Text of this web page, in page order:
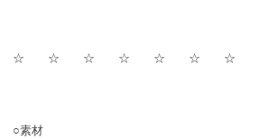
☆ ☆ ☆ ☆ ☆ ☆ ☆
○素材